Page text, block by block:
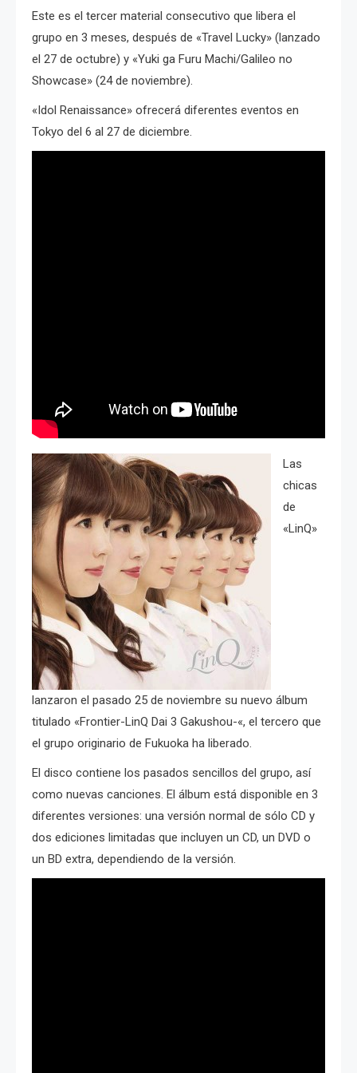
Este es el tercer material consecutivo que libera el
grupo en 3 meses, después de «Travel Lucky» (lanzado
el 27 de octubre) y «Yuki ga Furu Machi/Galileo no
Showcase» (24 de noviembre).
«Idol Renaissance» ofrecerá diferentes eventos en
Tokyo del 6 al 27 de diciembre.
Las
chicas
de
«LinQ»
lanzaron el pasado 25 de noviembre su nuevo álbum
titulado «Frontier-LinQ Dai 3 Gakushou-«, el tercero que
el grupo originario de Fukuoka ha liberado.
El disco contiene los pasados sencillos del grupo, así
como nuevas canciones. El álbum está disponible en 3
diferentes versiones: una versión normal de sólo CD y
dos ediciones limitadas que incluyen un CD, un DVD o
un BD extra, dependiendo de la versión.